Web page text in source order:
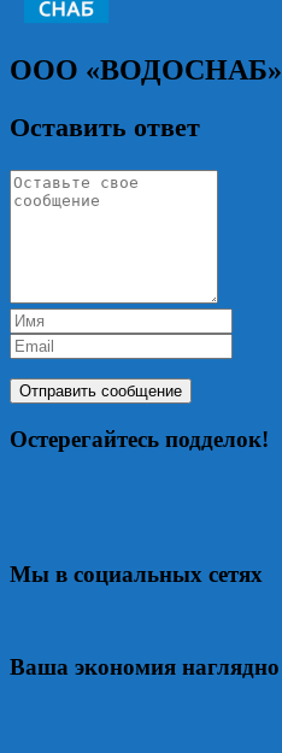
ООО «ВОДОСНАБ»
Оставить ответ
Остерегайтесь подделок!
Мы в социальных сетях
Ваша экономия наглядно